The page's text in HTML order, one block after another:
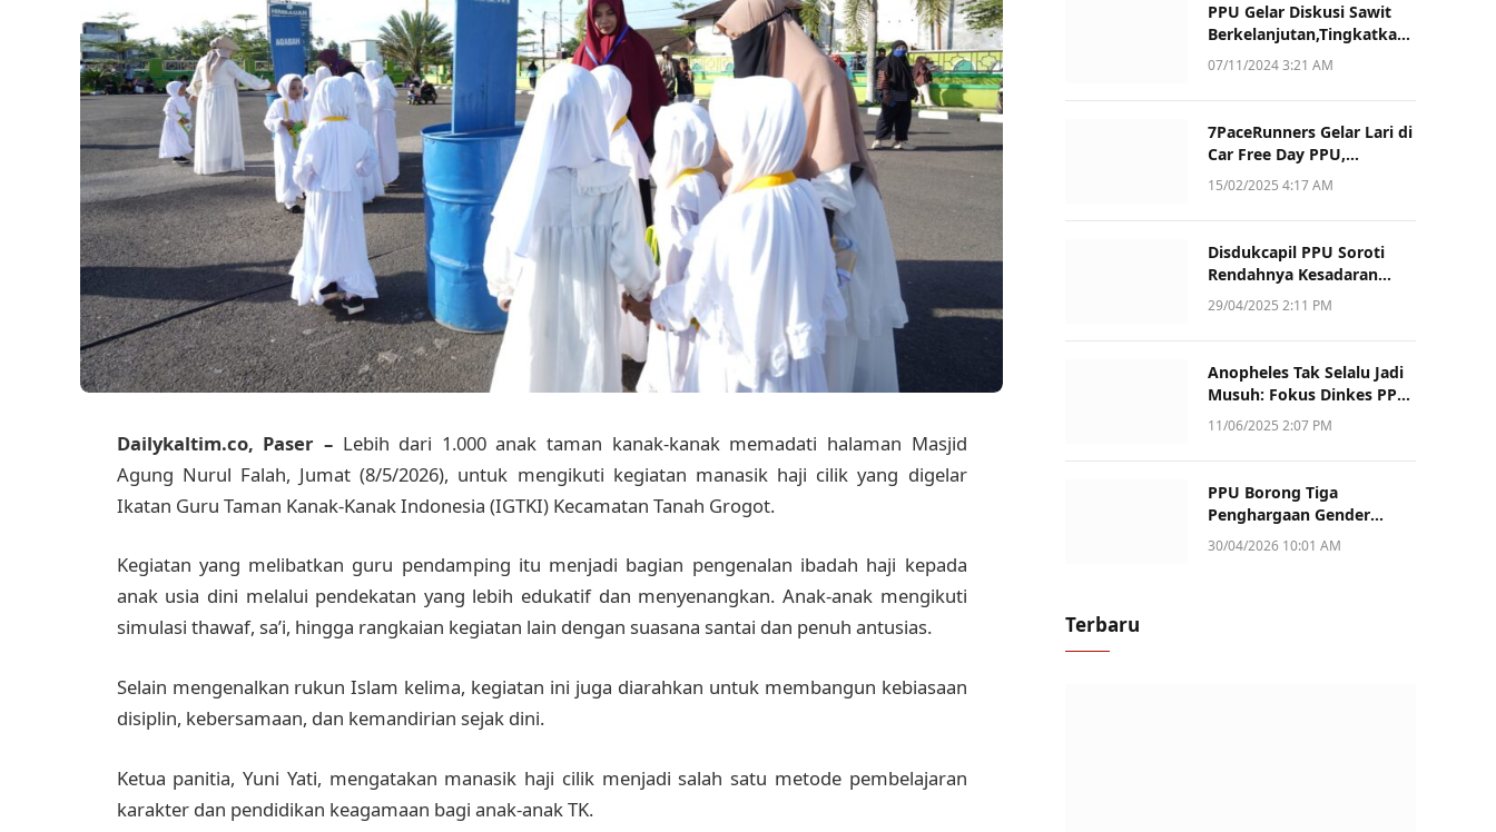
Dailykaltim.co, Paser – Lebih dari 1.000 anak taman kanak-kanak memadati halaman Masjid
Agung Nurul Falah, Jumat (8/5/2026), untuk mengikuti kegiatan manasik haji cilik yang digelar
Ikatan Guru Taman Kanak-Kanak Indonesia (IGTKI) Kecamatan Tanah Grogot.
Kegiatan yang melibatkan guru pendamping itu menjadi bagian pengenalan ibadah haji kepada
anak usia dini melalui pendekatan yang lebih edukatif dan menyenangkan. Anak-anak mengikuti
simulasi thawaf, sa’i, hingga rangkaian kegiatan lain dengan suasana santai dan penuh antusias.
Selain mengenalkan rukun Islam kelima, kegiatan ini juga diarahkan untuk membangun kebiasaan
disiplin, kebersamaan, dan kemandirian sejak dini.
Ketua panitia, Yuni Yati, mengatakan manasik haji cilik menjadi salah satu metode pembelajaran
karakter dan pendidikan keagamaan bagi anak-anak TK.
PPU Gelar Diskusi Sawit
Berkelanjutan,Tingkatkan
Daya Saing dan Kualitas
07/11/2024 3:21 AM
7PaceRunners Gelar Lari di
Car Free Day PPU,
Kampanye Gaya Hidup
15/02/2025 4:17 AM
Disdukcapil PPU Soroti
Rendahnya Kesadaran
Warga Soal Pelaporan
29/04/2025 2:11 PM
Anopheles Tak Selalu Jadi
Musuh: Fokus Dinkes PPU
Kini ke Penularan Aktif di
11/06/2025 2:07 PM
PPU Borong Tiga
Penghargaan Gender
Champion Kaltim 2026,
30/04/2026 10:01 AM
Terbaru